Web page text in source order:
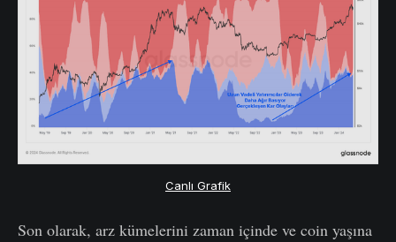
Canlı Grafik
Son olarak, arz kümelerini zaman içinde ve coin yaşına